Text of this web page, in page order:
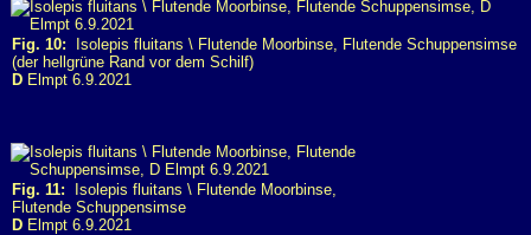
Fig. 10: Isolepis fluitans \ Flutende Moorbinse, Flutende Schuppensimse
(der hellgrüne Rand vor dem Schilf)
D Elmpt 6.9.2021
Fig. 11: Isolepis fluitans \ Flutende Moorbinse,
Flutende Schuppensimse
D Elmpt 6.9.2021